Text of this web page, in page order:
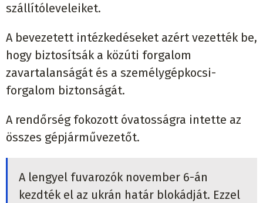
szállítóleveleiket.
A bevezetett intézkedéseket azért vezették be,
hogy biztosítsák a közúti forgalom
zavartalanságát és a személygépkocsi-
forgalom biztonságát.
A rendőrség fokozott óvatosságra intette az
összes gépjárművezetőt.
A lengyel fuvarozók november 6-án
kezdték el az ukrán határ blokádját. Ezzel